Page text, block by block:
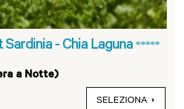
Sardinia - Chia Laguna *****
a Notte)
SELEZIONA